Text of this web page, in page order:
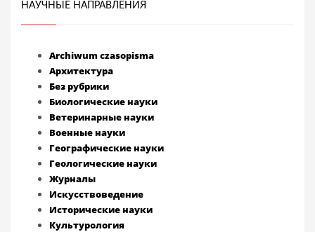
НАУЧНЫЕ НАПРАВЛЕНИЯ
Archiwum czasopisma
Архитектура
Без рубрики
Биологические науки
Ветеринарные науки
Военные науки
Географические науки
Геологические науки
Журналы
Искусствоведение
Исторические науки
Культурология